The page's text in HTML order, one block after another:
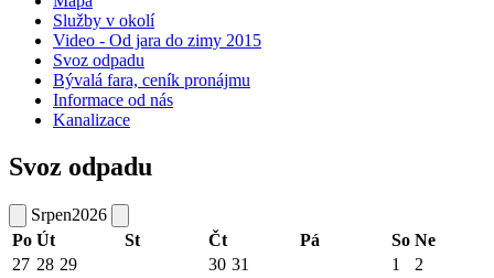
Služby v okolí
Video - Od jara do zimy 2015
Svoz odpadu
Bývalá fara, ceník pronájmu
Informace od nás
Kanalizace
Svoz odpadu
Srpen2026
Po Út St Čt Pá So Ne
27 28 29 30 31 1 2